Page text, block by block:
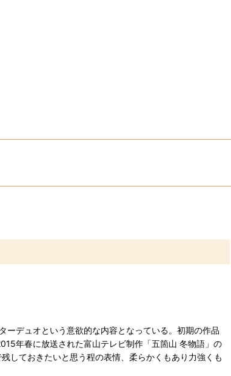
ーデュオという意欲的な内容となっている。初期の作品
年春に放送された富山テレビ制作「五箇山 冬物語」の
しておきたいと思う程の表情、柔らかくもあり力強くも